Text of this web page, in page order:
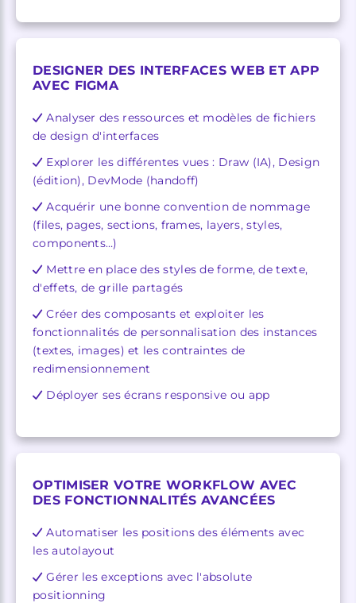
DESIGNER DES INTERFACES WEB ET APP
AVEC FIGMA
Analyser des ressources et modèles de fichiers
de design d'interfaces
Explorer les différentes vues : Draw (IA), Design
(édition), DevMode (handoff)
Acquérir une bonne convention de nommage
(files, pages, sections, frames, layers, styles,
components…)
Mettre en place des styles de forme, de texte,
d'effets, de grille partagés
Créer des composants et exploiter les
fonctionnalités de personnalisation des instances
(textes, images) et les contraintes de
redimensionnement
Déployer ses écrans responsive ou app
OPTIMISER VOTRE WORKFLOW AVEC
DES FONCTIONNALITÉS AVANCÉES
Automatiser les positions des éléments avec
les autolayout
Gérer les exceptions avec l'absolute
positionning